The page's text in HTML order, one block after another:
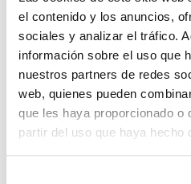
el contenido y los anuncios,
sociales y analizar el tráfico.
información sobre el uso que
nuestros partners de redes
web, quienes pueden
que les haya proporcionado o
partir del uso que haya hecho
Premium